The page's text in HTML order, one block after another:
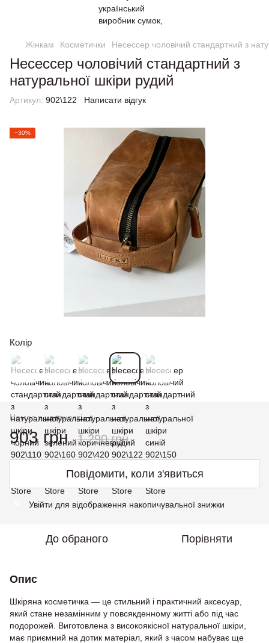
Жінкам Косметички Несессер чоловічий стандартний з
Несессер чоловічий стандартний з
натуральної шкіри рудий
Артикул: 902\122 Написати відгук
−30%
Колір
Немає в наявності
903 грн 1 290 грн
Повідомити, коли з'явиться
Увійти для відображення накопичувальної знижки
До обраного Порівняти
Опис
Шкіряна косметичка — це стильний і практичний аксесуар,
який стане незамінним у повсякденному житті або під час
подорожей. Виготовлена з високоякісної натуральної шкіри,
має приємний на дотик матеріал, який з часом набуває ще